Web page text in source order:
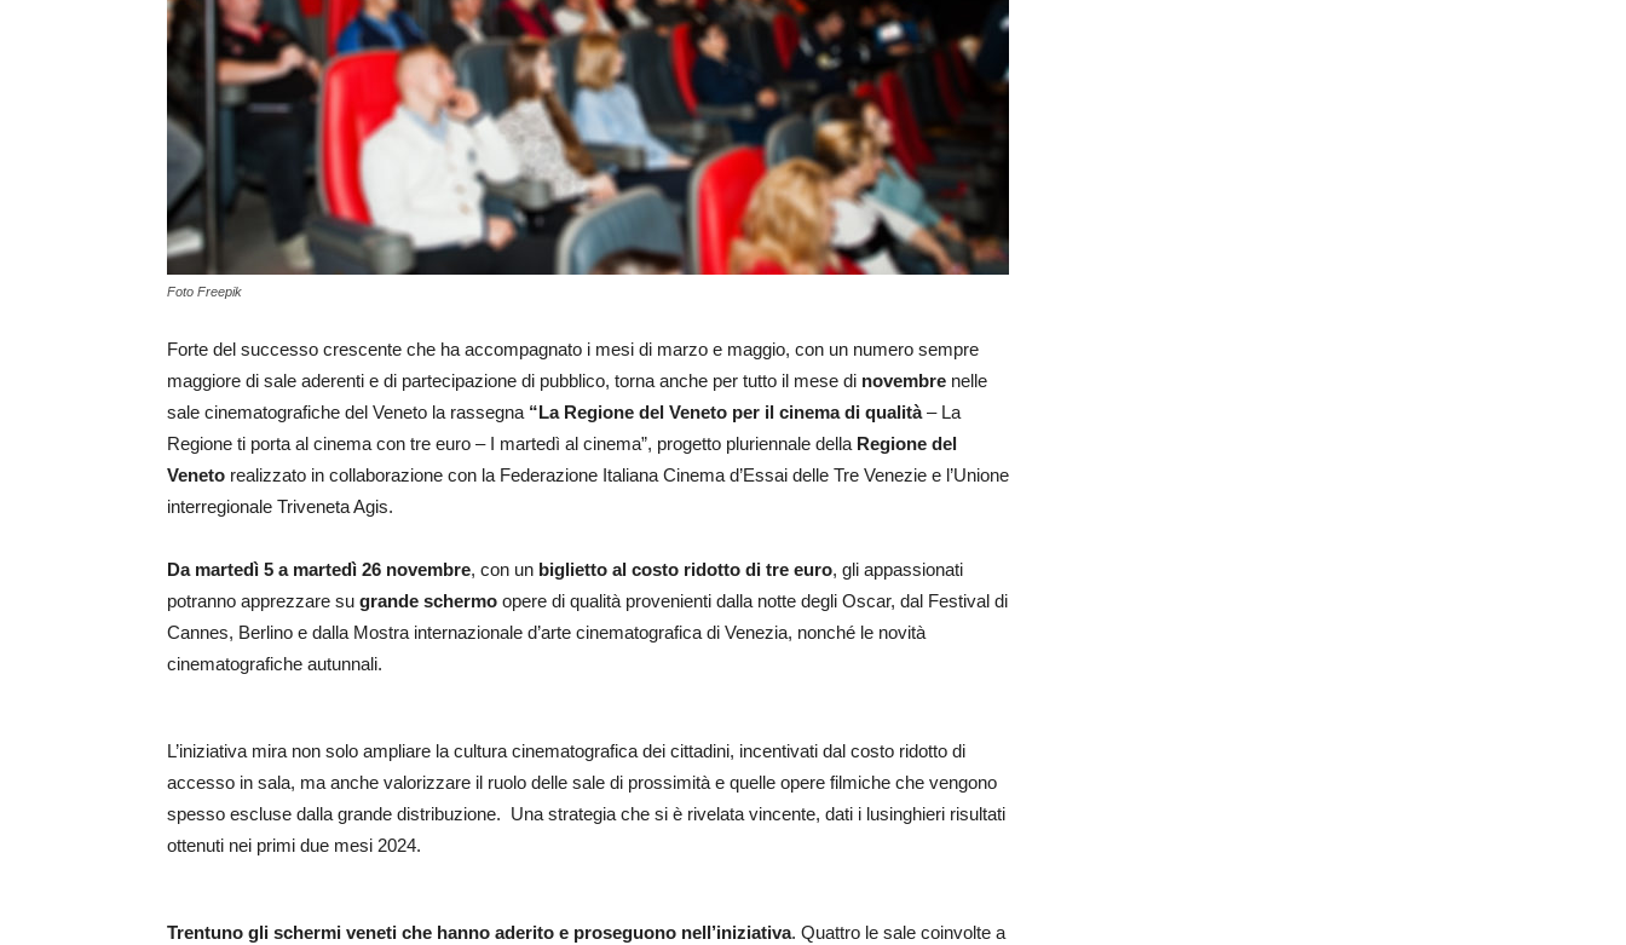
Foto Freepik
Forte del successo crescente che ha accompagnato i mesi di marzo e maggio, con un numero sempre
maggiore di sale aderenti e di partecipazione di pubblico, torna anche per tutto il mese di novembre nelle
sale cinematografiche del Veneto la rassegna “La Regione del Veneto per il cinema di qualità– La
Regione ti porta al cinema con tre euro – I martedì al cinema”, progetto pluriennale della Regione del
Veneto realizzato in collaborazione con la Federazione Italiana Cinema d’Essai delle Tre Venezie e l’Unione
interregionale Triveneta Agis.
Da martedì 5 a martedì 26 novembre, con un biglietto al costo ridotto di tre euro, gli appassionati
potranno apprezzare su grande schermo opere di qualità provenienti dalla notte degli Oscar, dal Festival di
Cannes, Berlino e dalla Mostra internazionale d’arte cinematografica di Venezia, nonché le novità
cinematografiche autunnali.
L’iniziativa mira non solo ampliare la cultura cinematografica dei cittadini, incentivati dal costo ridotto di
accesso in sala, ma anche valorizzare il ruolo delle sale di prossimità e quelle opere filmiche che vengono
spesso escluse dalla grande distribuzione. Una strategia che si è rivelata vincente, dati i lusinghieri risultati
ottenuti nei primi due mesi 2024.
Trentuno gli schermi veneti che hanno aderito e proseguono nell’iniziativa. Quattro le sale coinvolte a